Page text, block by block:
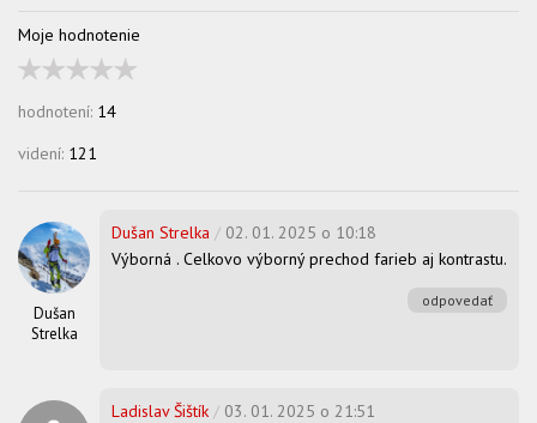
Moje hodnotenie
hodnotení: 14
videní: 121
Dušan
Strelka
Dušan Strelka / 02. 01. 2025 o 10:18
Výborná . Celkovo výborný prechod farieb aj kontrastu.
odpovedať
Ladislav Šištík / 03. 01. 2025 o 21:51